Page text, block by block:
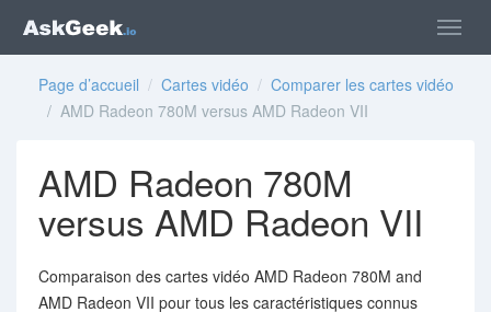
Page d’accueil / Cartes vidéo / Comparer les cartes vidéo
/ AMD Radeon 780M versus AMD Radeon VII
AMD Radeon 780M
versus AMD Radeon VII
Comparaison des cartes vidéo AMD Radeon 780M and
AMD Radeon VII pour tous les caractéristiques connus